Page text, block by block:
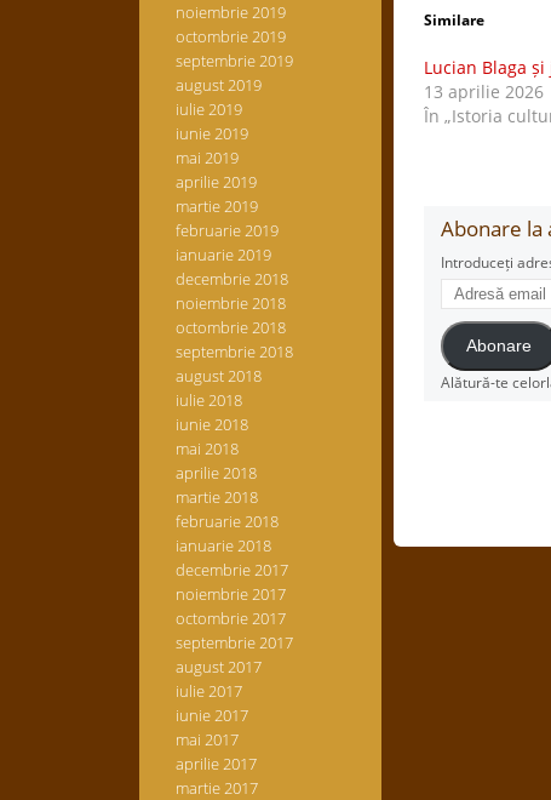
noiembrie 2019
octombrie 2019
septembrie 2019
august 2019
iulie 2019
iunie 2019
mai 2019
aprilie 2019
martie 2019
februarie 2019
ianuarie 2019
decembrie 2018
noiembrie 2018
octombrie 2018
septembrie 2018
august 2018
iulie 2018
iunie 2018
mai 2018
aprilie 2018
martie 2018
februarie 2018
ianuarie 2018
decembrie 2017
noiembrie 2017
octombrie 2017
septembrie 2017
august 2017
iulie 2017
iunie 2017
mai 2017
aprilie 2017
martie 2017
Similare
Lucian Blaga
13 aprilie 2026
În „Istoria
Abonare la
Introduceți
Adresă
email
Abonare
Alătură-te